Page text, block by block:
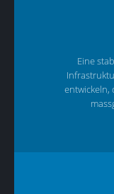
Eine
entwickeln,